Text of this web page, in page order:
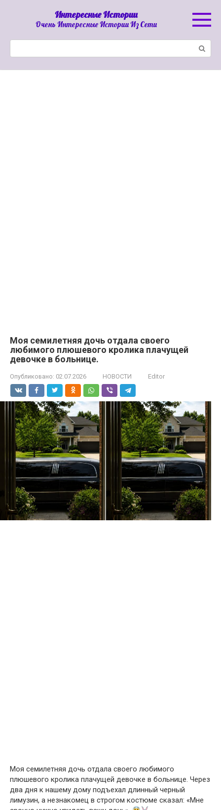
Интересные Истории
Очень Интересные Истории Из Сети
Моя семилетняя дочь отдала своего
любимого плюшевого кролика плачущей
девочке в больнице.
Опубликовано: 02.07.2026 НОВОСТИ Editor
Моя семилетняя дочь отдала своего любимого
плюшевого кролика плачущей девочке в больнице. Через
два дня к нашему дому подъехал длинный черный
лимузин, а незнакомец в строгом костюме сказал: «Мне